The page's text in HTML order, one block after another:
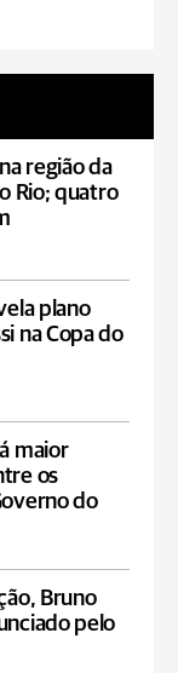
região da
Rio; quatro
plano
na Copa do
maior
os
do
Bruno
pelo